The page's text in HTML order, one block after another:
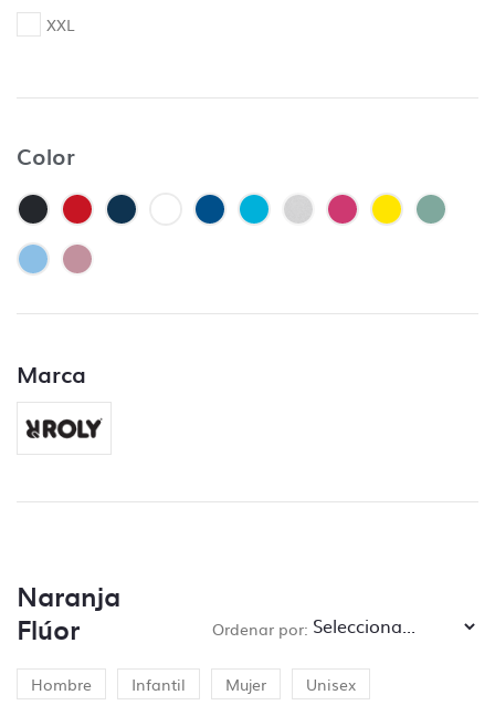
XXL
Color
Marca
Naranja
Flúor
Ordenar por:
Hombre Infantil Mujer Unisex
– Control de colores PANTONE, siempre y
impresión.
– Control de trazos para troquelado si lo
hubiera.
– Control de los márgenes de seguridad.
– Control de la orientación.
– Control de capas, no se aceptarán
archivos sin las capas bien ordenadas en el
caso de ser vectoriales.
– Control de tipografías, todos los textos se
pedirá al cliente que subsane el problema.
Si necesitas ayuda para preparar tus